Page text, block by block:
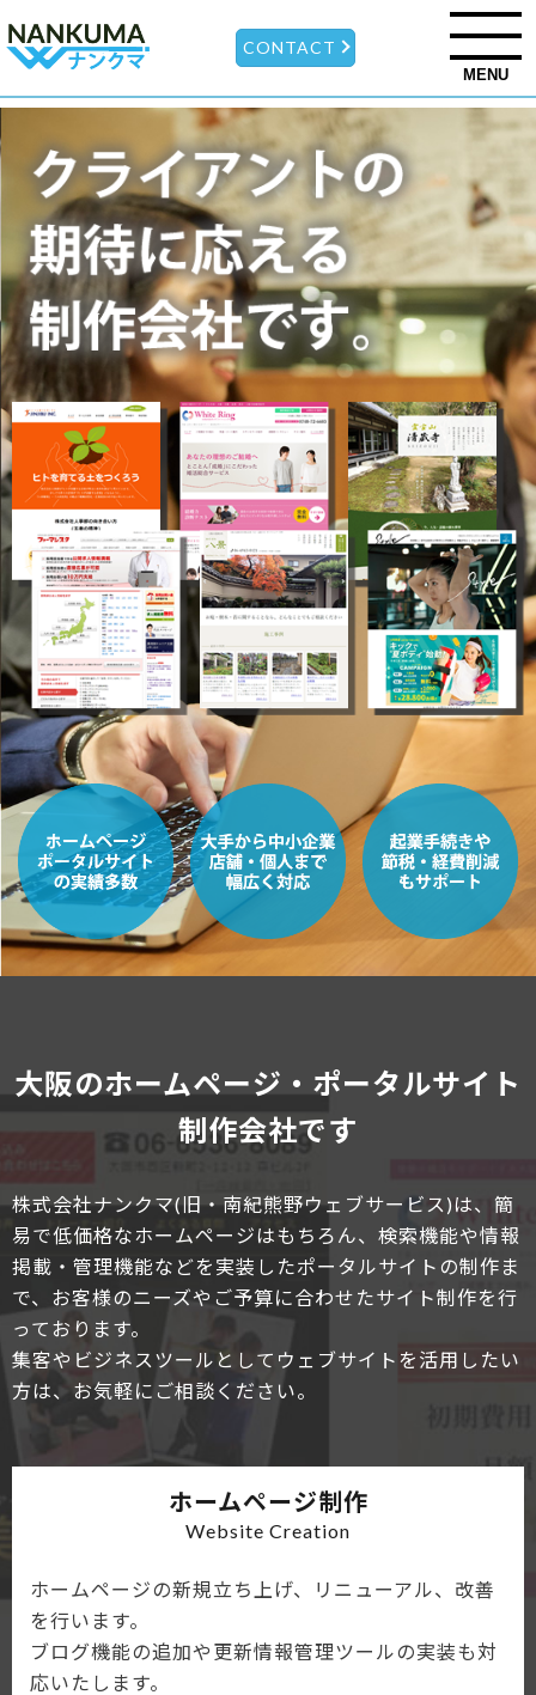
CONTACT
MENU
大阪のホームページ・ポータルサイト
制作会社です
株式会社ナンクマ(旧・南紀熊野ウェブサービス)は、簡
易で低価格なホームページはもちろん、検索機能や情報
掲載・管理機能などを実装したポータルサイトの制作ま
で、お客様のニーズやご予算に合わせたサイト制作を行
っております。
集客やビジネスツールとしてウェブサイトを活用したい
方は、お気軽にご相談ください。
ホームページ制作
Website Creation
ホームページの新規立ち上げ、リニューアル、改善
を行います。
ブログ機能の追加や更新情報管理ツールの実装も対
応いたします。